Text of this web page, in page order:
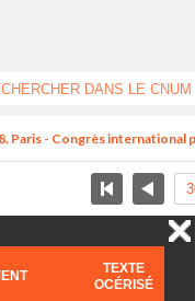
Paris - Congrès international
TEXTE
OCÉRISÉ